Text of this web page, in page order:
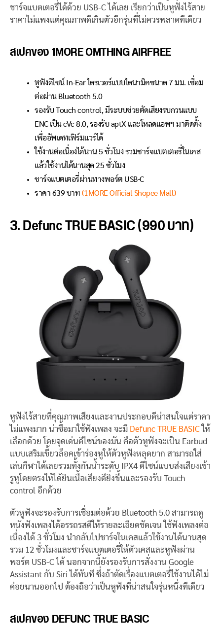
ชาร์จแบตเตอรี่ได้ด้วย USB-C ได้เลย เรียกว่าเป็นหูฟังไร้สาย
ราคาไม่แพงแต่คุณภาพดีเกินตัวอีกรุ่นที่ไม่ควรพลาดทีเดียว
สเปคของ 1MORE OMTHING AIRFREE
หูฟังดีไซน์ In-Ear ไดรเวอร์แบบไดนามิคขนาด 7 มม. เชื่อม
ต่อผ่าน Bluetooth 5.0
รองรับ Touch control, มีระบบช่วยตัดเสียงรบกวนแบบ
ENC เป็น cVc 8.0, รองรับ aptX และโหลดแอพฯ มาติดตั้ง
เพื่ออัพเดทเฟิร์มแวร์ได้
ใช้งานต่อเนื่องได้นาน 5 ชั่วโมง รวมชาร์จแบตเตอรี่ในเคส
แล้วใช้งานได้นานสุด 25 ชั่วโมง
ชาร์จแบตเตอรี่ผ่านทางพอร์ต USB-C
ราคา 639 บาท (1MORE Official Shopee Mall)
3. Defunc TRUE BASIC (990 บาท)
หูฟังไร้สายที่คุณภาพเสียงและงานประกอบดีน่าสนใจแต่ราคา
ไม่แพงมาก น่าซื้อมาใช้ฟังเพลง จะมี Defunc TRUE BASIC ให้
เลือกด้วย โดยจุดเด่นดีไซน์ของมัน คือตัวหูฟังจะเป็น Earbud
แบบเสริมเขี้ยวล็อคเข้าร่องหูให้ตัวหูฟังหลุดยาก สามารถใส่
เล่นกีฬาได้เลยรวมทั้งกันน้ำระดับ IPX4 ดีไซน์แบบส่งเสียงเข้า
รูหูโดยตรงให้ได้ยินเนื้อเสียงดียิ่งขึ้นและรองรับ Touch
control อีกด้วย
ตัวหูฟังจะรองรับการเชื่อมต่อด้วย Bluetooth 5.0 สามารถดู
หนังฟังเพลงได้อรรถรสดีให้รายละเอียดชัดเจน ใช้ฟังเพลงต่อ
เนื่องได้ 3 ชั่วโมง นำกลับไปชาร์จในเคสแล้วใช้งานได้นานสุด
รวม 12 ชั่วโมงและชาร์จแบตเตอรี่ให้ตัวเคสและหูฟังผ่าน
พอร์ต USB-C ได้ นอกจากนี้ยังรองรับการสั่งงาน Google
Assistant กับ Siri ได้ทันที ซึ่งถ้าตัดเรื่องแบตเตอรี่ใช้งานได้ไม่
ค่อยนานออกไป ต้องถือว่าเป็นหูฟังที่น่าสนใจรุ่นหนึ่งทีเดียว
สเปคของ DEFUNC TRUE BASIC